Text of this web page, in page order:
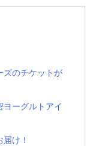
ズのチケットが
ヨーグルトアイ
け！